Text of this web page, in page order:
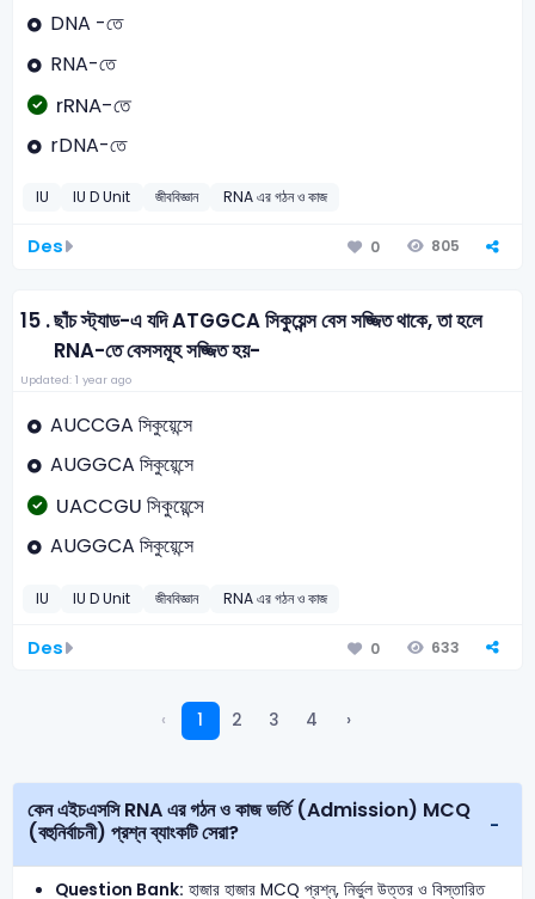
DNA -তে
RNA-তে
rRNA-তে
rDNA-তে
IU IU D Unit জীববিজ্ঞান RNA এর গঠন ও কাজ
Des 0 805
15 .ছাঁচ স্ট্যাড-এ যদি ATGGCA সিকুয়েন্স বেস সজ্জিত থাকে, তা হলে
RNA-তে বেসসমূহ সজ্জিত হয়-
Updated: 1 year ago
AUCCGA সিকুয়েন্সে
AUGGCA সিকুয়েন্সে
UACCGU সিকুয়েন্সে
AUGGCA সিকুয়েন্সে
IU IU D Unit জীববিজ্ঞান RNA এর গঠন ও কাজ
Des 0 633
‹ 1 2 3 4 ›
কেন এইচএসসি RNA এর গঠন ও কাজ ভর্তি (Admission) MCQ
(বহুনির্বাচনী) প্রশ্ন ব্যাংকটি সেরা?
Question Bank: হাজার হাজার MCQ প্রশ্ন, নির্ভুল উত্তর ও বিস্তারিত